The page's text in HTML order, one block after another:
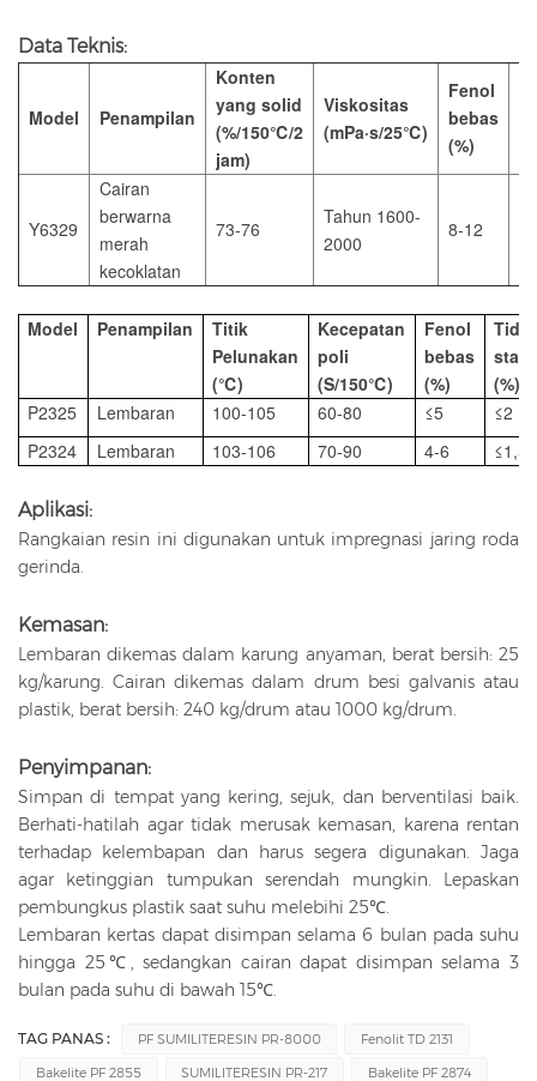
Data Teknis:
Model Penampilan
Konten
yang solid
(%/150℃/2
jam)
Viskositas
(mPa·s/25℃)
Fenol
bebas
(%)
Y6329
Cairan
berwarna
merah
kecoklatan
73-76
Tahun 1600-
2000
8-12
Model Penampilan
Titik
Pelunakan
(℃)
Kecepatan
poli
(S/150℃)
Fenol
bebas
(%)
(%)
P2325
Lembaran 100-105 60-80 ≤5
≤2
P2324
Lembaran 103-106 70-90 4-6 ≤1,5
Aplikasi:
Rangkaian resin ini digunakan untuk impregnasi jaring roda
gerinda.
Kemasan:
Lembaran dikemas dalam karung anyaman, berat bersih: 25
kg/karung. Cairan dikemas dalam drum besi galvanis atau
plastik, berat bersih: 240 kg/drum atau 1000 kg/drum.
Penyimpanan:
Simpan di tempat yang kering, sejuk, dan berventilasi baik.
Berhati-hatilah agar tidak merusak kemasan, karena rentan
terhadap kelembapan dan harus segera digunakan. Jaga
agar ketinggian tumpukan serendah mungkin. Lepaskan
pembungkus plastik saat suhu melebihi 25℃.
Lembaran kertas dapat disimpan selama 6 bulan pada suhu
hingga 25℃, sedangkan cairan dapat disimpan selama 3
bulan pada suhu di bawah 15℃.
TAG PANAS : PF SUMILITERESIN PR-8000
Fenolit TD 2131
Bakelite PF 2855
SUMILITERESIN PR-217
Bakelite PF 2874